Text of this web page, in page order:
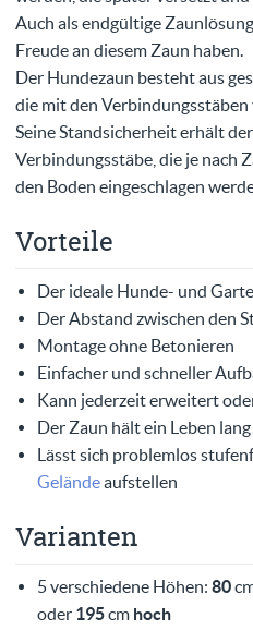
Auch als endgültige
Freude an diesem Zaun haben.
Der Hundezaun besteht aus
die mit den
Seine Standsicherheit erhält
Verbindungsstäbe, die je nach
den Boden eingeschlagen
Vorteile
Der ideale Hunde- und
Der Abstand zwischen den
Montage ohne Betonieren
Einfacher und schneller
Kann jederzeit erweitert
Der Zaun hält ein Leben
Lässt sich problemlos
Geländeaufstellen
Varianten
5 verschiedene Höhen: 80
oder 195cm hoch